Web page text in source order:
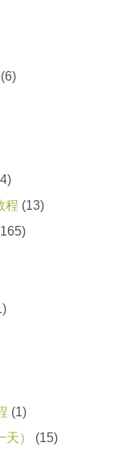
(6)
程 (13)
(1)
）
(15)